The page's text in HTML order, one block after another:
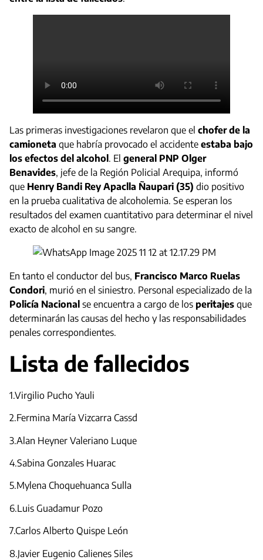
Las primeras investigaciones revelaron que el chofer de la
camioneta que habría provocado el accidente estaba bajo
los efectos del alcohol . El general PNP Olger
Benavides, jefe de la Región Policial Arequipa, informó
que Henry Bandi Rey Apaclla Ñaupari (35) dio positivo
en la prueba cualitativa de alcoholemia. Se esperan los
resultados del examen cuantitativo para determinar el nivel
exacto de alcohol en su sangre.
En tanto el conductor del bus, Francisco Marco Ruelas
Condori, murió en el siniestro. Personal especializado de la
Policía Nacional se encuentra a cargo de los peritajes que
determinarán las causas del hecho y las responsabilidades
penales correspondientes.
Lista de fallecidos
1.Virgilio Pucho Yauli
2.Fermina María Vizcarra Cassd
3.Alan Heyner Valeriano Luque
4.Sabina Gonzales Huarac
5.Mylena Choquehuanca Sulla
6.Luis Guadamur Pozo
7.Carlos Alberto Quispe León
8.Javier Eugenio Calienes Siles